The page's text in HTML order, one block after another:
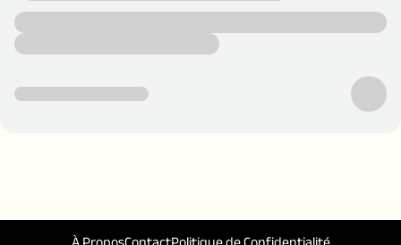
À ProposContactPolitique de Confidentialité